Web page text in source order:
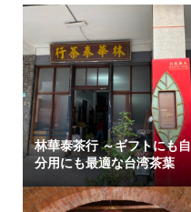
林華泰茶行 ～ギフトにも自
分用にも最適な台湾茶葉